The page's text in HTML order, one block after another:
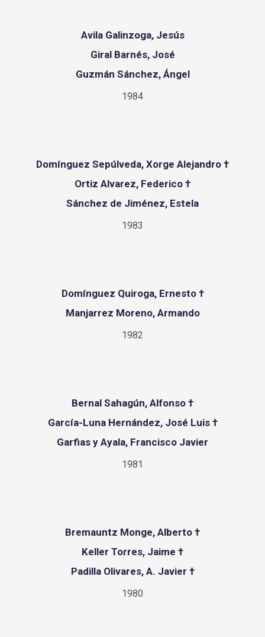
Avila Galinzoga, Jesús
Giral Barnés, José
Guzmán Sánchez, Ángel
1984
Domínguez Sepúlveda, Xorge Alejandro †
Ortiz Alvarez, Federico †
Sánchez de Jiménez, Estela
1983
Domínguez Quiroga, Ernesto †
Manjarrez Moreno, Armando
1982
Bernal Sahagún, Alfonso †
García-Luna Hernández, José Luis †
Garfias y Ayala, Francisco Javier
1981
Bremauntz Monge, Alberto †
Keller Torres, Jaime †
Padilla Olivares, A. Javier †
1980